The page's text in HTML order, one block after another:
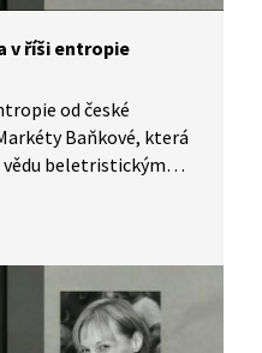
v říši entropie
od české
Baňkové, která
beletristickým
bajek lze úspěšně
Autorka nám přečte
knížku vlastně začala